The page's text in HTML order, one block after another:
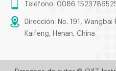
Teléfono: 0086
Dirección: No. 191,
Kaifeng, Henan, China